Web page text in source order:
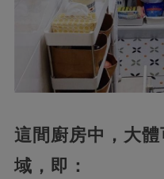
這間廚房中，大
域，即：